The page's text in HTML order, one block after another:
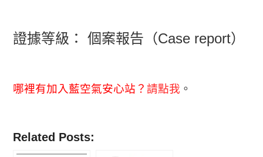
證據等級： 個案報告（Case report）
哪裡有加入藍空氣安心站？請點我 。
Related Posts: